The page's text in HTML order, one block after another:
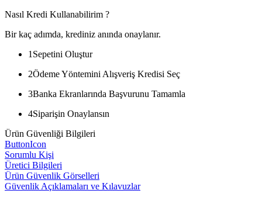
Nasıl Kredi Kullanabilirim ?
Bir kaç adımda, krediniz anında onaylanır.
1 Sepetini Oluştur
2Ödeme Yöntemini Alışveriş Kredisi Seç
3Banka Ekranlarında Başvurunu Tamamla
4Siparişin Onaylansın
Ürün Güvenliği Bilgileri
ButtonIcon
Sorumlu Kişi
Üretici Bilgileri
Ürün Güvenlik Görselleri
Güvenlik Açıklamaları ve Kılavuzlar